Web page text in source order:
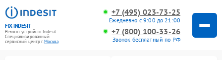
FIX-INDESIT
Ремонт устройств Indesit
Специализированный
cервисный центр г.Москва
+7 (495) 023-73-25
Ежедневно с 9:00 до 21:00
+7 (800) 100-33-26
Звонок бесплатный по РФ